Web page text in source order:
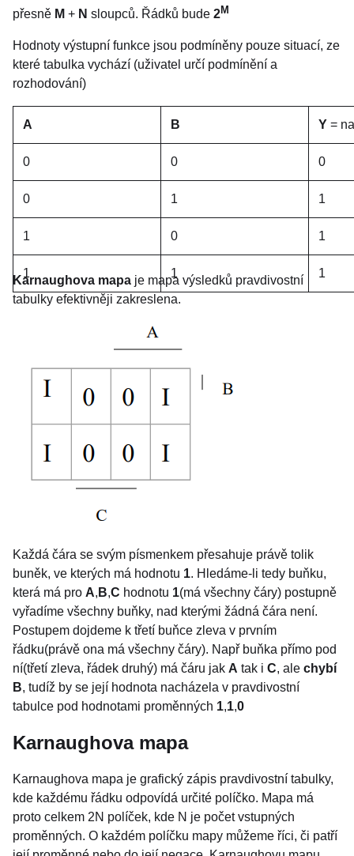
přesně M + N sloupců. Řádků bude 2M
Hodnoty výstupní funkce jsou podmíněny pouze situací, ze
které tabulka vychází (uživatel určí podmínění a
rozhodování)
A B Y =
0 0 0
0 1 1
1 0 1
1 1 1
Karnaughova mapa je mapa výsledků pravdivostní
tabulky efektivněji zakreslena.
Každá čára se svým písmenkem přesahuje právě tolik
buněk, ve kterých má hodnotu 1. Hledáme-li tedy buňku,
která má pro A, B,C hodnotu 1(má všechny čáry) postupně
vyřadíme všechny buňky, nad kterými žádná čára není.
Postupem dojdeme k třetí buňce zleva v prvním
řádku(právě ona má všechny čáry). Např buňka přímo pod
ní(třetí zleva, řádek druhý) má čáru jak A tak i C, ale chybí
B, tudíž by se její hodnota nacházela v pravdivostní
tabulce pod hodnotami proměnných 1,1,0
Karnaughova mapa
Karnaughova mapa je grafický zápis pravdivostní tabulky,
kde každému řádku odpovídá určité políčko. Mapa má
proto celkem 2N políček, kde N je počet vstupných
proměnných. O každém políčku mapy můžeme říci, či patří